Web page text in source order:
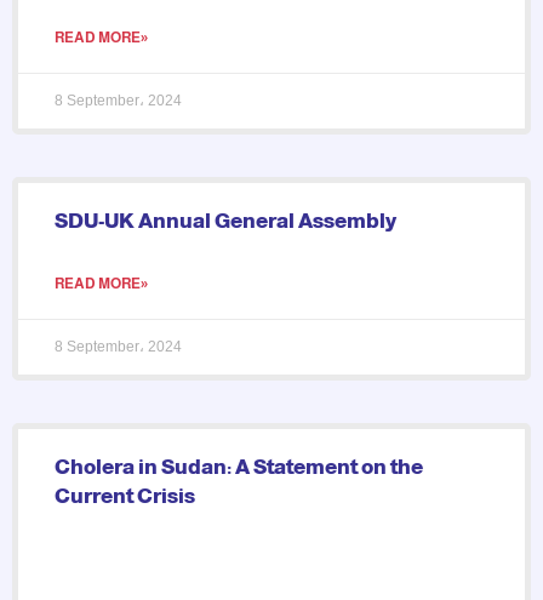
READ MORE»
8 September، 2024
SDU-UK Annual General Assembly
READ MORE»
8 September، 2024
Cholera in Sudan: A Statement on the
Current Crisis